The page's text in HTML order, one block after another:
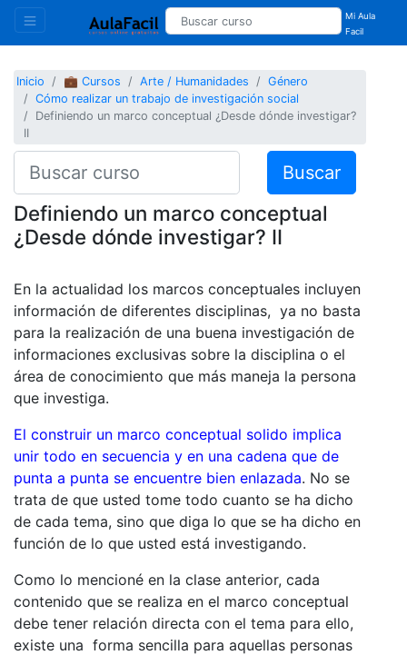
Mi Aula
Facil
Inicio 💼 Cursos Arte / Humanidades
Género
Cómo realizar un trabajo de investigación social
Definiendo un marco conceptual ¿Desde dónde investigar?
II
Buscar
Definiendo un marco conceptual
¿Desde dónde investigar? II
En la actualidad los marcos conceptuales incluyen
información de diferentes disciplinas, ya no basta
para la realización de una buena investigación de
informaciones exclusivas sobre la disciplina o el
área de conocimiento que más maneja la persona
que investiga.
El construir un marco conceptual solido implica
unir todo en secuencia y en una cadena que de
punta a punta se encuentre bien enlazada. No se
trata de que usted tome todo cuanto se ha dicho
de cada tema, sino que diga lo que se ha dicho en
función de lo que usted está investigando.
Como lo mencioné en la clase anterior, cada
contenido que se realiza en el marco conceptual
debe tener relación directa con el tema para ello,
existe una forma sencilla para aquellas personas